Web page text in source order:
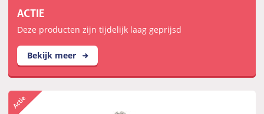
ACTIE
Deze producten zijn tijdelijk laag geprijsd
Bekijk meer